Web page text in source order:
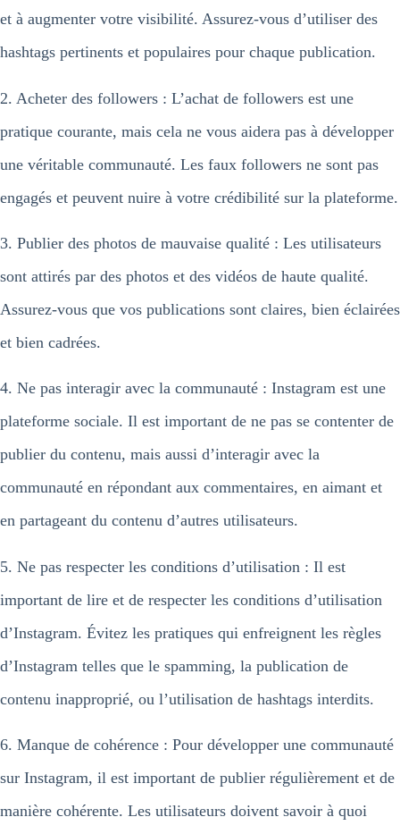
et à augmenter votre visibilité. Assurez-vous d’utiliser des
hashtags pertinents et populaires pour chaque publication.
2. Acheter des followers : L’achat de followers est une
pratique courante, mais cela ne vous aidera pas à développer
une véritable communauté. Les faux followers ne sont pas
engagés et peuvent nuire à votre crédibilité sur la plateforme.
3. Publier des photos de mauvaise qualité : Les utilisateurs
sont attirés par des photos et des vidéos de haute qualité.
Assurez-vous que vos publications sont claires, bien éclairées
et bien cadrées.
4. Ne pas interagir avec la communauté : Instagram est une
plateforme sociale. Il est important de ne pas se contenter de
publier du contenu, mais aussi d’interagir avec la
communauté en répondant aux commentaires, en aimant et
en partageant du contenu d’autres utilisateurs.
5. Ne pas respecter les conditions d’utilisation : Il est
important de lire et de respecter les conditions d’utilisation
d’Instagram. Évitez les pratiques qui enfreignent les règles
d’Instagram telles que le spamming, la publication de
contenu inapproprié, ou l’utilisation de hashtags interdits.
6. Manque de cohérence : Pour développer une communauté
sur Instagram, il est important de publier régulièrement et de
manière cohérente. Les utilisateurs doivent savoir à quoi